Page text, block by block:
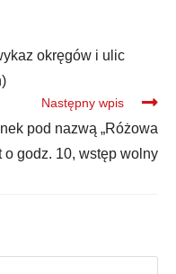
okręgów i ulic
Następny wpis
pod nazwą „Różowa
o godz. 10, wstęp wolny